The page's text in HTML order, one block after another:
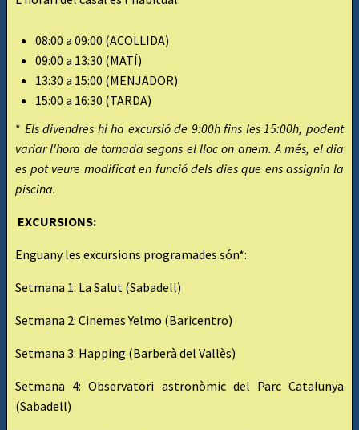
08:00 a 09:00 (ACOLLIDA)
09:00 a 13:30 (MATÍ)
13:30 a 15:00 (MENJADOR)
15:00 a 16:30 (TARDA)
* Els divendres hi ha excursió de 9:00h fins les 15:00h, podent
variar l'hora de tornada segons el lloc on anem. A més, el dia
es pot veure modificat en funció dels dies que ens assignin la
piscina.
EXCURSIONS:
Enguany les excursions programades són*:
Setmana 1: La Salut (Sabadell)
Setmana 2: Cinemes Yelmo (Baricentro)
Setmana 3: Happing (Barberà del Vallès)
Setmana 4: Observatori astronòmic del Parc Catalunya
(Sabadell)